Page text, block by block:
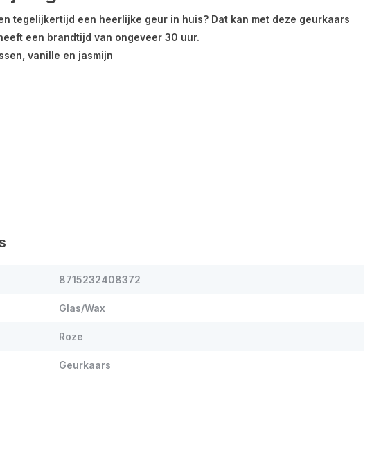
tegelijkertijd een heerlijke geur in huis? Dat kan met deze geurkaars
een brandtijd van ongeveer 30 uur.
vanille en jasmijn
8715232408372
Glas/Wax
Roze
Geurkaars